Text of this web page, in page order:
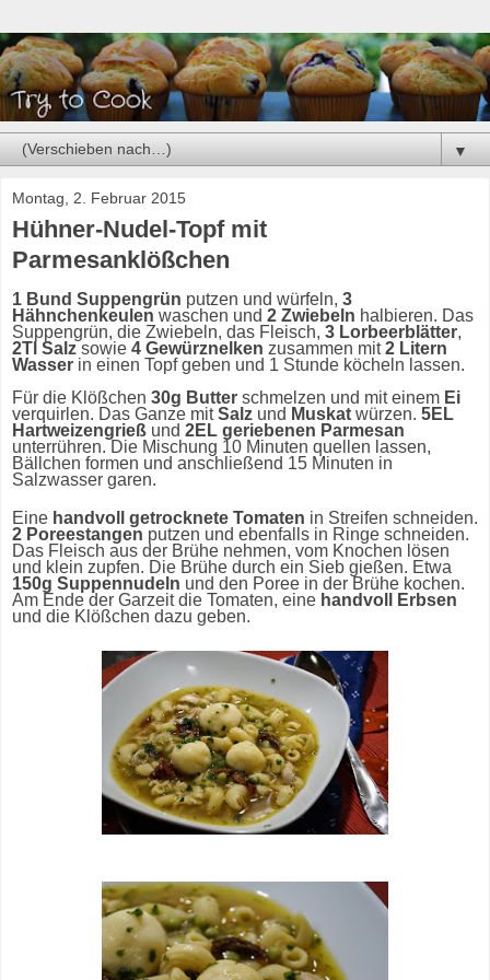
▼
Montag, 2. Februar 2015
Hühner-Nudel-Topf mit
Parmesanklößchen
1 Bund Suppengrün putzen und würfeln, 3
Hähnchenkeulen waschen und 2 Zwiebeln halbieren. Das
Suppengrün, die Zwiebeln, das Fleisch, 3 Lorbeerblätter,
2Tl Salz sowie 4 Gewürznelken zusammen mit2 Litern
Wasser in einen Topf geben und 1 Stunde köcheln lassen.
Für die Klößchen 30g Butter schmelzen und mit einem Ei
verquirlen. Das Ganze mitSalz und Muskat würzen. 5EL
Hartweizengrieß und 2EL geriebenen Parmesan
unterrühren. Die Mischung 10 Minuten quellen lassen,
Bällchen formen und anschließend 15 Minuten in
Salzwasser garen.
Eine handvoll getrocknete Tomaten in Streifen schneiden.
2 Poreestangen putzen und ebenfalls in Ringe schneiden.
Das Fleisch aus der Brühe nehmen, vom Knochen lösen
und klein zupfen. Die Brühe durch ein Sieb gießen. Etwa
150g Suppennudeln und den Poree in der Brühe kochen.
Am Ende der Garzeit die Tomaten, eine handvoll Erbsen
und die Klößchen dazu geben.